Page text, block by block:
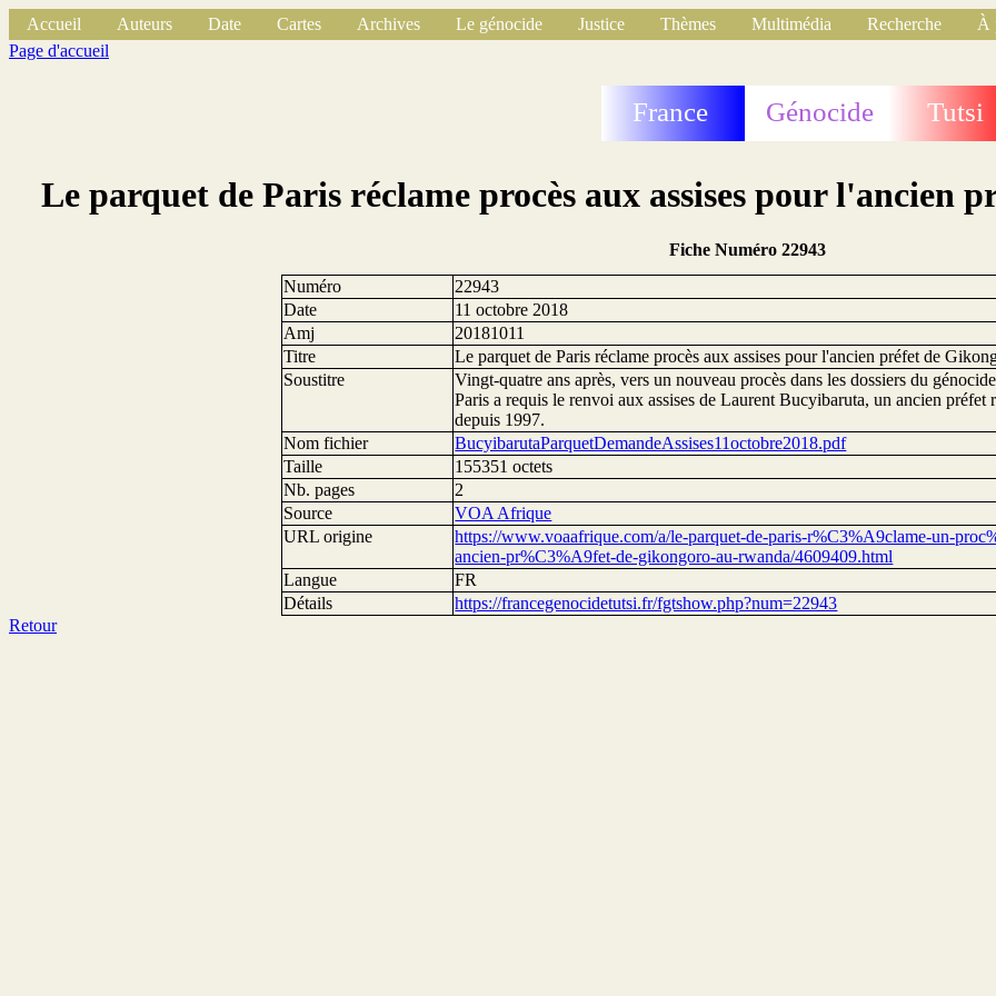
Accueil Auteurs Date Cartes Archives Le génocide Justice Thèmes Multimédia Recherche
À
Page d'accueil
France Génocide Tutsi
Le parquet de Paris réclame procès aux assises pour l'ancien
Fiche Numéro 22943
Numéro
22943
Date
11 octobre 2018
Amj
20181011
Titre
Le parquet de Paris réclame procès aux assises pour l'ancien préfet de
Soustitre
Vingt-quatre ans après, vers un nouveau procès dans les dossiers du
Paris a requis le renvoi aux assises de Laurent Bucyibaruta, un ancien préfet
depuis 1997.
Nom fichier
BucyibarutaParquetDemandeAssises11octobre2018.pdf
Taille
155351 octets
Nb. pages
2
Source
VOA Afrique
URL origine
https://www.voaafrique.com/a/le-parquet-de-paris-r%C3%A9clame-un-
ancien-pr%C3%A9fet-de-gikongoro-au-rwanda/4609409.html
Langue
FR
Détails
https://francegenocidetutsi.fr/fgtshow.php?num=22943
Retour